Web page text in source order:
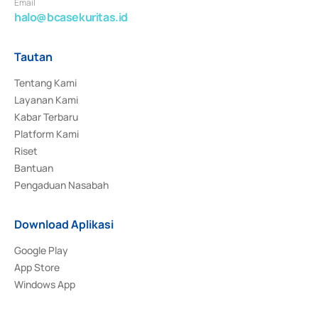
halo@bcasekuritas.id
Tautan
Tentang Kami
Layanan Kami
Kabar Terbaru
Platform Kami
Riset
Bantuan
Pengaduan Nasabah
Download Aplikasi
Google Play
App Store
Windows App